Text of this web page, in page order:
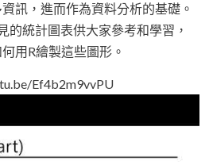
訊，進而作為資料分析的基礎。
的統計圖表供大家參考和學習，
用R繪製這些圖形。
Ef4b2m9vvPU